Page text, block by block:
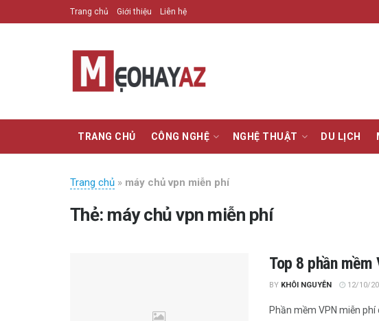
Trang chủ Giới thiệu Liên hệ
TRANG CHỦ CÔNG NGHỆ NGHỆ THUẬT DU LỊCH
Trang chủ » máy chủ vpn miễn phí
Thẻ: máy chủ vpn miễn phí
Top 8 phần
BY KHÔI NGUYỄN 12/10/
Phần mềm VPN miễn phí